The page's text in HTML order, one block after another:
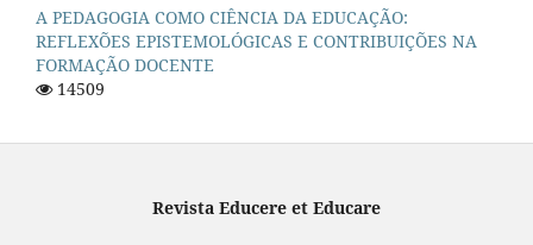
A PEDAGOGIA COMO CIÊNCIA DA EDUCAÇÃO:
REFLEXÕES EPISTEMOLÓGICAS E CONTRIBUIÇÕES NA
FORMAÇÃO DOCENTE
14509
Revista Educere et Educare